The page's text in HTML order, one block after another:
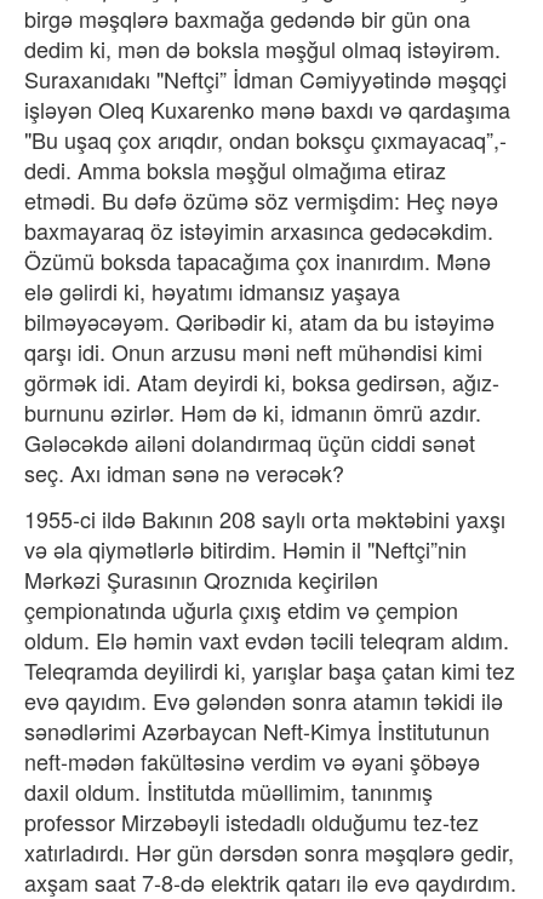
birgə məşqlərə baxmağa gedəndə bir gün ona
dedim ki, mən də boksla məşğul olmaq istəyirəm.
Suraxanıdakı "Neftçi” İdman Cəmiyyətində məşqçi
işləyən Oleq Kuxarenko mənə baxdı və qardaşıma
"Bu uşaq çox arıqdır, ondan boksçu çıxmayacaq”,-
dedi. Amma boksla məşğul olmağıma etiraz
etmədi. Bu dəfə özümə söz vermişdim: Heç nəyə
baxmayaraq öz istəyimin arxasınca gedəcəkdim.
Özümü boksda tapacağıma çox inanırdım. Mənə
elə gəlirdi ki, həyatımı idmansız yaşaya
bilməyəcəyəm. Qəribədir ki, atam da bu istəyimə
qarşı idi. Onun arzusu məni neft mühəndisi kimi
görmək idi. Atam deyirdi ki, boksa gedirsən, ağız-
burnunu əzirlər. Həm də ki, idmanın ömrü azdır.
Gələcəkdə ailəni dolandırmaq üçün ciddi sənət
seç. Axı idman sənə nə verəcək?
1955-ci ildə Bakının 208 saylı orta məktəbini yaxşı
və əla qiymətlərlə bitirdim. Həmin il "Neftçi”nin
Mərkəzi Şurasının Qroznıda keçirilən
çempionatında uğurla çıxış etdim və çempion
oldum. Elə həmin vaxt evdən təcili teleqram aldım.
Teleqramda deyilirdi ki, yarışlar başa çatan kimi tez
evə qayıdım. Evə gələndən sonra atamın təkidi ilə
sənədlərimi Azərbaycan Neft-Kimya İnstitutunun
neft-mədən fakültəsinə verdim və əyani şöbəyə
daxil oldum. İnstitutda müəllimim, tanınmış
professor Mirzəbəyli istedadlı olduğumu tez-tez
xatırladırdı. Hər gün dərsdən sonra məşqlərə gedir,
axşam saat 7-8-də elektrik qatarı ilə evə qaydırdım.